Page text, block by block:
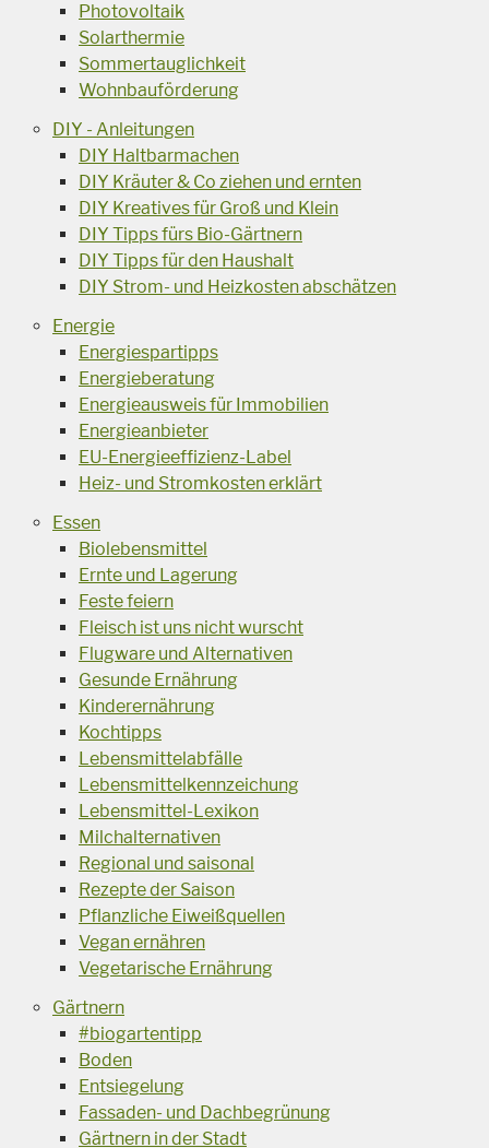
Photovoltaik
Solarthermie
Sommertauglichkeit
Wohnbauförderung
DIY - Anleitungen
DIY Haltbarmachen
DIY Kräuter & Co ziehen und ernten
DIY Kreatives für Groß und Klein
DIY Tipps fürs Bio-Gärtnern
DIY Tipps für den Haushalt
DIY Strom- und Heizkosten abschätzen
Energie
Energiespartipps
Energieberatung
Energieausweis für Immobilien
Energieanbieter
EU-Energieeffizienz-Label
Heiz- und Stromkosten erklärt
Essen
Biolebensmittel
Ernte und Lagerung
Feste feiern
Fleisch ist uns nicht wurscht
Flugware und Alternativen
Gesunde Ernährung
Kinderernährung
Kochtipps
Lebensmittelabfälle
Lebensmittelkennzeichung
Lebensmittel-Lexikon
Milchalternativen
Regional und saisonal
Rezepte der Saison
Pflanzliche Eiweißquellen
Vegan ernähren
Vegetarische Ernährung
Gärtnern
#biogartentipp
Boden
Entsiegelung
Fassaden- und Dachbegrünung
Gärtnern in der Stadt